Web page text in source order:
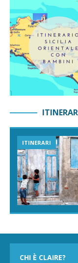
ITINERARI
CHI È CLAIRE?